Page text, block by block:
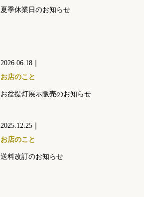
夏季休業日のお知らせ
2026.06.18｜
お店のこと
お盆提灯展示販売のお知らせ
2025.12.25｜
お店のこと
送料改訂のお知らせ